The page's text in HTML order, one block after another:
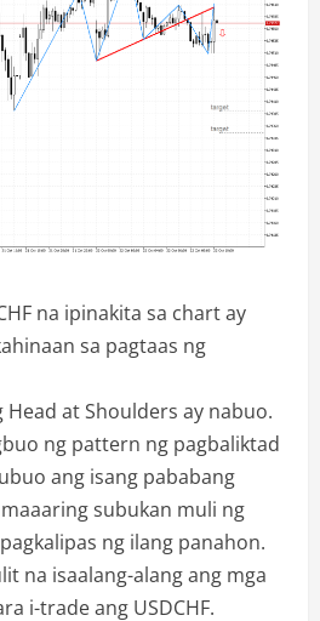
na ipinakita sa chart ay
sa pagtaas ng
at Shoulders ay nabuo.
ng pattern ng pagbaliktad
ang isang pababang
subukan muli ng
ng ilang panahon.
na isaalang-alang ang mga
i-trade ang USDCHF.